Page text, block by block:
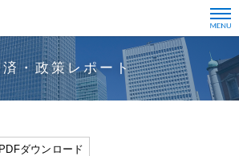
済・政策レポート
PDFダウンロード